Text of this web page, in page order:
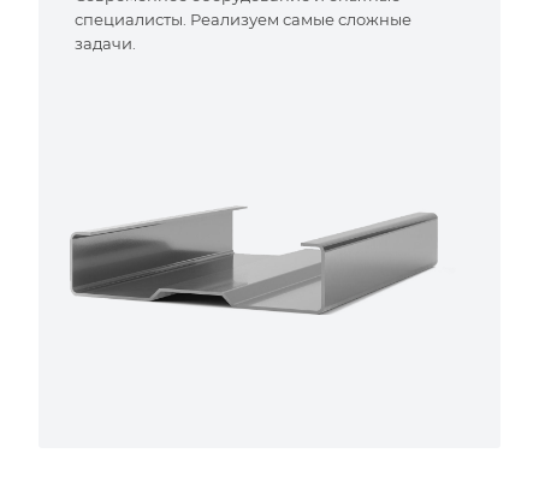
специалисты. Реализуем самые сложные
задачи.